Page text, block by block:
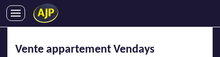
VENTES
Vente appartement Vendays